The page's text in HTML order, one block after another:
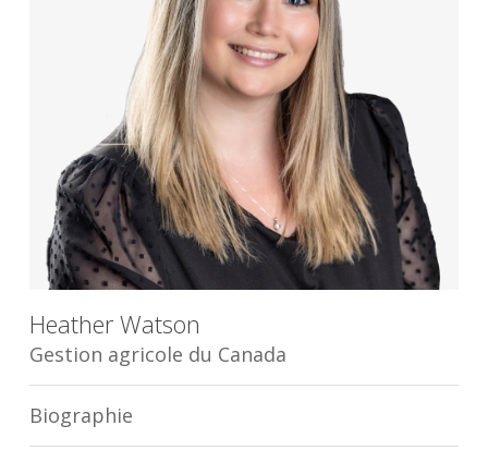
Heather Watson
Gestion agricole du Canada
Biographie